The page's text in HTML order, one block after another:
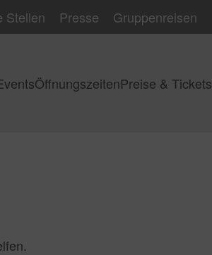
Stellen Presse Gruppenreisen
ÖffnungszeitenPreise & Tickets